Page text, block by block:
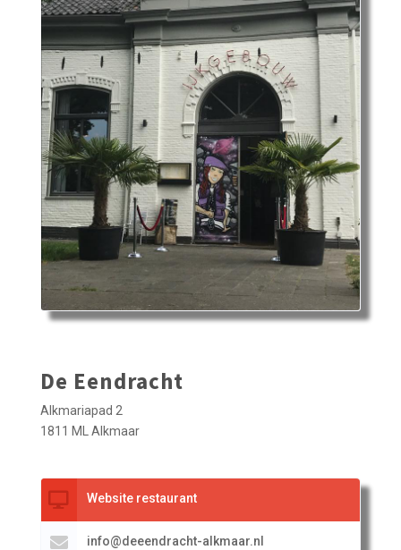
De Eendracht
Alkmariapad 2
1811 ML Alkmaar
Website restaurant
info@deeendracht-alkmaar.nl